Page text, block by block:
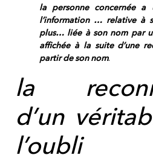
la personne concernée
l’information … relative à
plus… liée à son nom par
affichée à la suite d’une
partir de son nom.
la
d’un
l’oubli